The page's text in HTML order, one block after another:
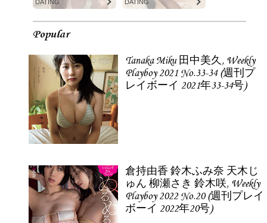
DATING DATING
Popular
Tanaka Miku 田中美久, Weekly
Playboy 2021 No.33-34 (週刊プ
レイボーイ 2021年33-34号)
倉持由香 鈴木ふみ奈 天木じ
ゅん 柳瀬さき 鈴木咲, Weekly
Playboy 2022 No.20 (週刊プレイ
ボーイ 2022年20号)